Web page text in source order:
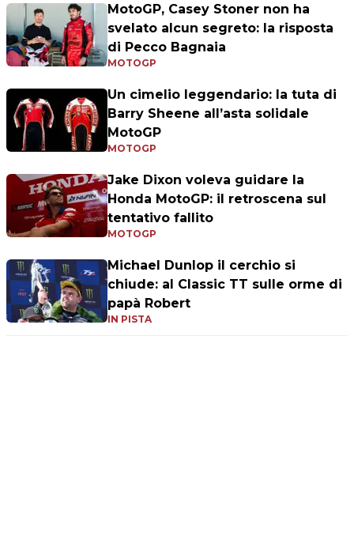
MotoGP, Casey Stoner non ha
svelato alcun segreto: la risposta
di Pecco Bagnaia
MOTOGP
Un cimelio leggendario: la tuta di
Barry Sheene all’asta solidale
MotoGP
MOTOGP
Jake Dixon voleva guidare la
Honda MotoGP: il retroscena sul
tentativo fallito
MOTOGP
Michael Dunlop il cerchio si
chiude: al Classic TT sulle orme di
papà Robert
IN PISTA